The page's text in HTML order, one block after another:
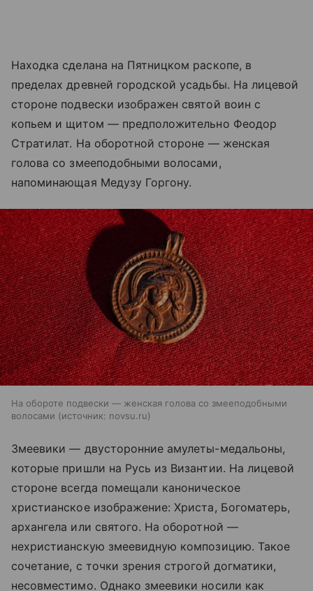
Находка сделана на Пятницком раскопе, в
пределах древней городской усадьбы. На лицевой
стороне подвески изображен святой воин с
копьем и щитом — предположительно Феодор
Стратилат. На оборотной стороне — женская
голова со змееподобными волосами,
напоминающая Медузу Горгону.
На обороте подвески — женская голова со змееподобными
волосами
источник: novsu.ru
Змеевики — двусторонние амулеты-медальоны,
которые пришли на Русь из Византии. На лицевой
стороне всегда помещали каноническое
христианское изображение: Христа, Богоматерь,
архангела или святого. На оборотной —
нехристианскую змеевидную композицию. Такое
сочетание, с точки зрения строгой догматики,
несовместимо. Однако змеевики носили как